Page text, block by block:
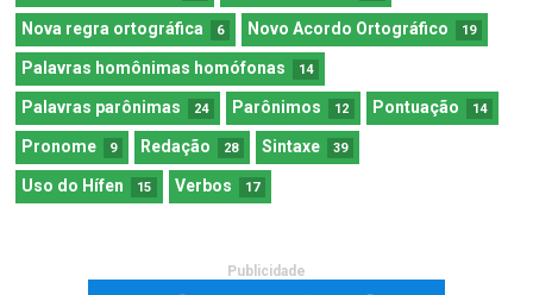
Nova regra ortográfica 6 Novo Acordo Ortográfico 19
Palavras homônimas homófonas 14
Palavras parônimas 24 Parônimos 12 Pontuação 14
Pronome 9 Redação 28 Sintaxe 39
Uso do Hífen 15 Verbos 17
Publicidade